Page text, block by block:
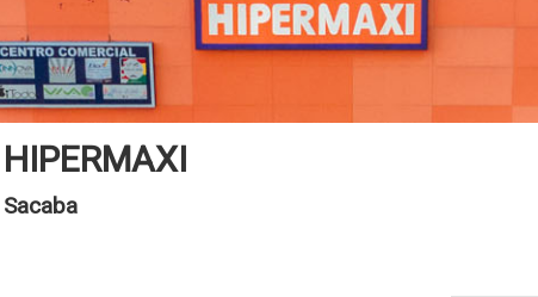
HIPERMAXI
Sacaba